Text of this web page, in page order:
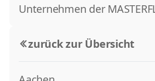
Unternehmen der
zurück zur Übersicht